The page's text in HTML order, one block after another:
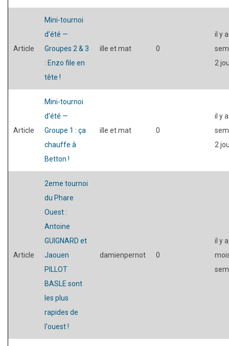
Article
Mini-tournoi
d'été —
Groupes 2 & 3
: Enzo file en
tête !
ille et mat 0
il y
2
Article
Mini-tournoi
d'été —
Groupe 1 : ça
chauffe à
Betton !
ille et mat 0
il y
2
Article
2eme tournoi
du Phare
Ouest :
Antoine
GUIGNARD et
Jaouen
PILLOT
BASLE sont
les plus
rapides de
l'ouest !
damienpernot 0
il y